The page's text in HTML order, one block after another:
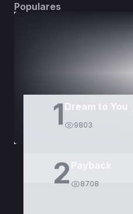
Populares
1 Dream to You
9803
2 8708